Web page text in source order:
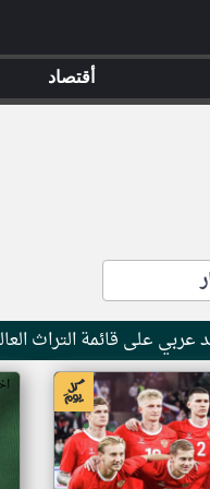
على قائمة التراث
أقتصاد